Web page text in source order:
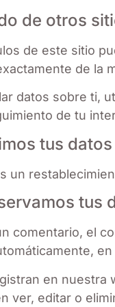
de otros
de este sitio
de la
datos sobre ti,
de tu
tus datos
un
tus
comentario, el
en nuestra
ver, editar o